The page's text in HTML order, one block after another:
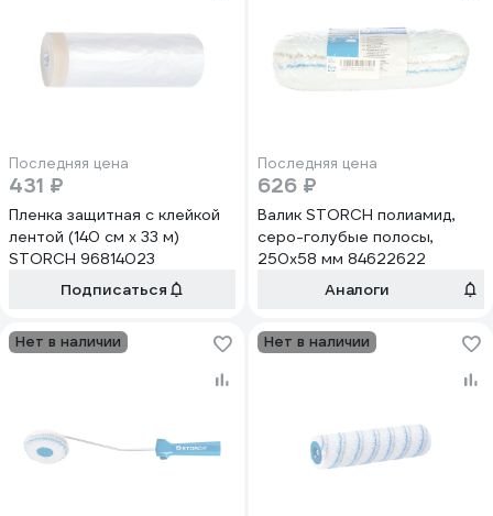
Последняя цена
431 ₽
Пленка защитная c клейкой
лентой (140 см х 33 м)
STORCH 96814023
Подписаться
Последняя цена
626 ₽
Валик STORCH полиамид,
серо-голубые полосы,
250х58 мм 84622622
Аналоги
Нет в наличии Нет в наличии